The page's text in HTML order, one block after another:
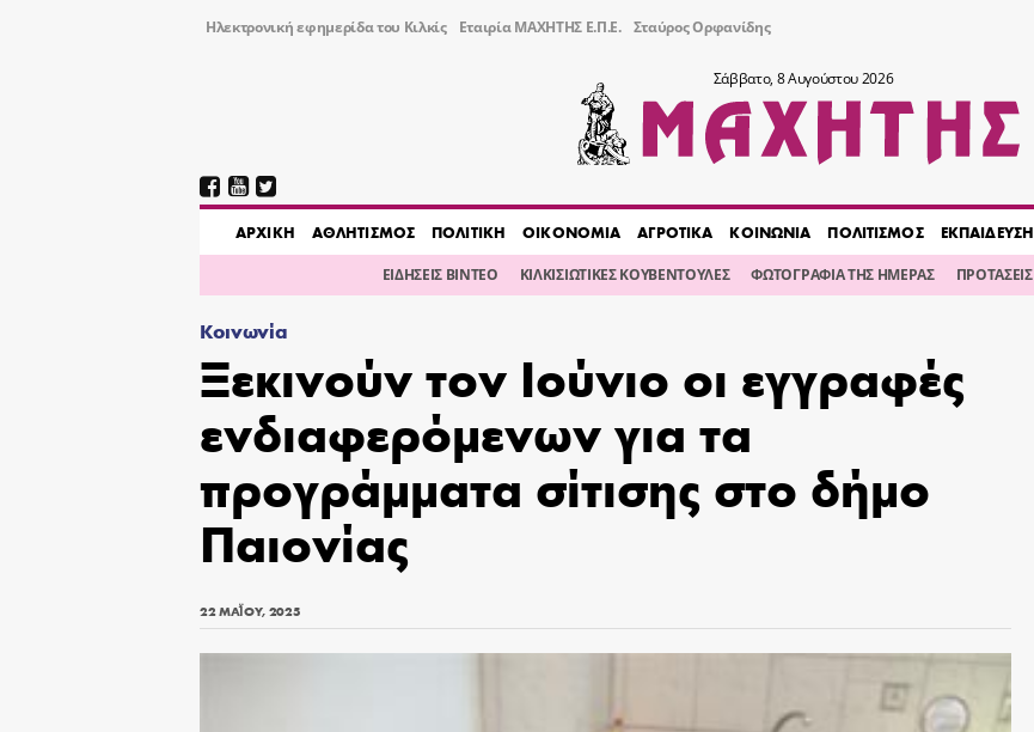
Ηλεκτρονική εφημερίδα του Κιλκίς Εταιρία ΜΑΧΗΤΗΣ Ε.Π.Ε. Σταύρος Ορφανίδης
Σάββατο, 8 Αυγούστου 2026
AΡΧΙΚΗ ΑΘΛΗΤΙΣΜΟΣ ΠΟΛΙΤΙΚΗ ΟΙΚΟΝΟΜΙΑ ΑΓΡΟΤΙΚΑ ΚΟΙΝΩΝΙΑ ΠΟΛΙΤΙΣΜΟΣ ΕΚΠΑΙΔΕΥΣΗ
ΕΙΔΗΣΕΙΣ ΒΙΝΤΕΟ ΚΙΛΚΙΣΙΩΤΙΚΕΣ ΚΟΥΒΕΝΤΟΥΛΕΣ ΦΩΤΟΓΡΑΦΙΑ ΤΗΣ ΗΜΕΡΑΣ ΠΡΟΤΑΣΕΙΣ
Κοινωνία
Ξεκινούν τον Ιούνιο οι εγγραφές
ενδιαφερόμενων για τα
προγράμματα σίτισης στο δήμο
Παιονίας
22 ΜΑΪ́ΟΥ, 2025